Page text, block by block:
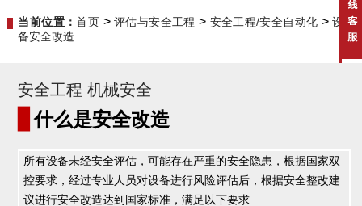
当前位置：首页 > 评估与安全工程 > 安全工程/安全自动化 >设
备安全改造
安全工程 机械安全
▊什么是安全改造
所有设备未经安全评估，可能存在严重的安全隐患，根据国家双
控要求，经过专业人员对设备进行风险评估后，根据安全整改建
议进行安全改造达到国家标准，满足以下要求